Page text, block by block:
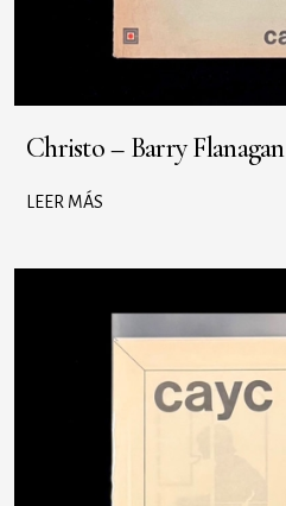
Christo – Barry Flanagan
LEER MÁS